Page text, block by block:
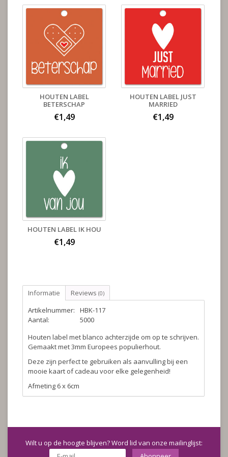
HOUTEN LABEL
BETERSCHAP
€1,49
HOUTEN LABEL JUST
MARRIED
€1,49
HOUTEN LABEL IK HOU
€1,49
Informatie Reviews (0)
Artikelnummer:
HBK-117
Aantal:
5000
Houten label met blanco achterzijde om op te schrijven.
Gemaakt met 3mm Europees populierhout.
Deze zijn perfect te gebruiken als aanvulling bij een
mooie kaart of cadeau voor elke gelegenheid!
Afmeting 6 x 6cm
Wilt u op de hoogte blijven? Word lid van onze mailinglijst: